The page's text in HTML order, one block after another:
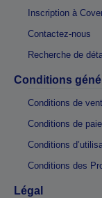
Inscription à
Contactez-nous
Recherche de
Conditions
Conditions de
Conditions de
Conditions
Conditions des
Légal